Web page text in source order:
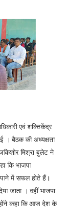
एवं शक्तिकेंद्र
। बैठक की अध्यक्षता
मिश्रा बुलेट ने
कि भाजपा
पाने में सफल होते हैं।
जाता । वहीं भाजपा
कहा कि आज देश के